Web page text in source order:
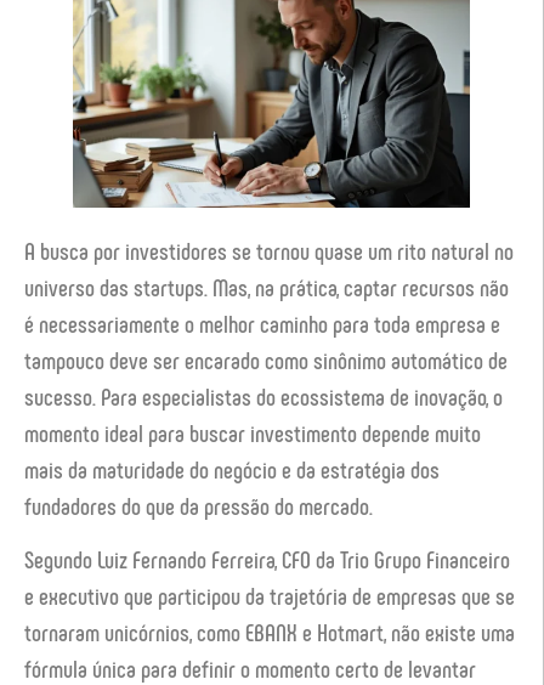
A busca por investidores se tornou quase um rito natural no
universo das startups. Mas, na prática, captar recursos não
é necessariamente o melhor caminho para toda empresa e
tampouco deve ser encarado como sinônimo automático de
sucesso. Para especialistas do ecossistema de inovação, o
momento ideal para buscar investimento depende muito
mais da maturidade do negócio e da estratégia dos
fundadores do que da pressão do mercado.
Segundo Luiz Fernando Ferreira, CFO da Trio Grupo Financeiro
e executivo que participou da trajetória de empresas que se
tornaram unicórnios, como EBANX e Hotmart, não existe uma
fórmula única para definir o momento certo de levantar